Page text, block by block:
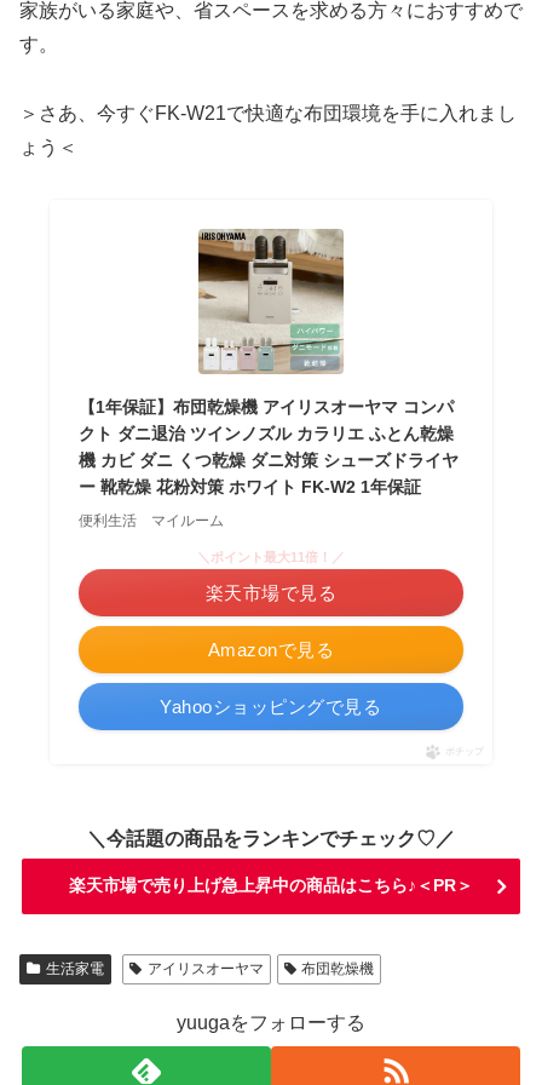
家族がいる家庭や、省スペースを求める方々におすすめで
す。
＞さあ、今すぐFK-W21で快適な布団環境を手に入れまし
ょう＜
【1年保証】布団乾燥機 アイリスオーヤマ コンパ
クト ダニ退治 ツインノズル カラリエ ふとん乾燥
機 カビ ダニ くつ乾燥 ダニ対策 シューズドライヤ
ー 靴乾燥 花粉対策 ホワイト FK-W2 1年保証
便利生活 マイルーム
Amazonで見る
＼ポイント最大11倍！／
楽天市場で見る
Yahooショッピングで見る
ポチップ
＼今話題の商品をランキンでチェック♡／
楽天市場で売り上げ急上昇中の商品はこちら♪＜PR＞
生活家電 アイリスオーヤマ 布団乾燥機
yuugaをフォローする